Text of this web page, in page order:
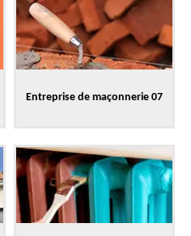
Entreprise de maçonnerie 07